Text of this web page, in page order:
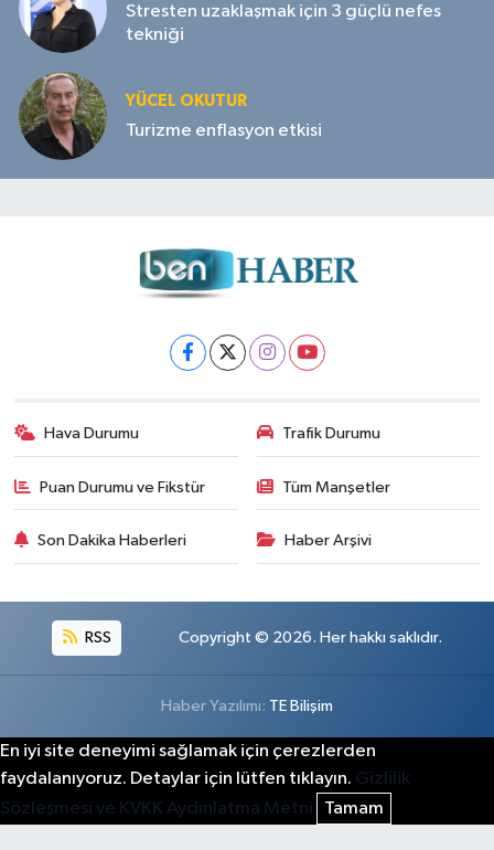
Stresten uzaklaşmak için 3 güçlü nefes
tekniği
YÜCEL OKUTUR
Turizme enflasyon etkisi
Hava Durumu Trafik Durumu
Puan Durumu ve Fikstür Tüm Manşetler
Son Dakika Haberleri Haber Arşivi
RSS Copyright © 2026. Her hakkı saklıdır.
Haber Yazılımı: TE Bilişim
En iyi site deneyimi sağlamak için çerezlerden
faydalanıyoruz. Detaylar için lütfen tıklayın. Gizlilik
Sözleşmesi ve KVKK Aydınlatma Metni
Tamam